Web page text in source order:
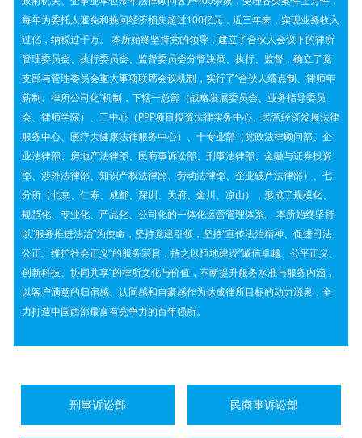
部分服务价格意见的通
知》（发改价格[2014]2755
号）及《四川省定价目录
（2015年版）》等有关规
定，结合本地区及本所律
师服务的实际情况，制订
本所律师法律服务收费标
准。
每年为委托人避免和挽回经济损失超过100亿元，近三年来，实现业务收入
过亿，纳税过千万。 本所始终坚持党的领导，建立了合伙人会议下的律所
管理委员会、执行委员会、监督委员会分管决策、执行、监督，确立了党
支部与管理委员会重大事项联席会议机制，实行了“合伙人绩点制、律师年
薪制、律所公司化”机制，下辖一总部（战略发展委员会、业务指导委员
会、律师学院）、三中心（PPP项目投资法律实务中心、民营经济发展法律
服务中心、医疗大健康法律服务中心）、十专业部（党政法律顾问部、企
业法律部、房地产法律部、民商事诉讼部、刑事法律部、金融与证券投资
部、涉外法律部、知识产权法律部、劳动法律部、企业破产法律部）、七
分所（北京、仁寿、成都、深圳、天府、金川、凉山），形成了规模化、
规范化、专业化、产品化、公司化的一体化运营管理体系。 本所始终坚持
以“服务推进法治”为使命，坚持党建引领，坚持“宣传法治精神、促进司法
公正、维护社会正义”的服务宗旨，持之以恒地建设“诚信卓越、公平正义、
创新科技、协同共享”的律所文化与价值，不断提升服务水准与服务内涵，
以客户满意的归宿感、认同感和自豪感作为达成律所目标的动力源泉，全
力打造中国西部最富有竞争力的百年强所。
刑事诉讼部 民商事诉讼部